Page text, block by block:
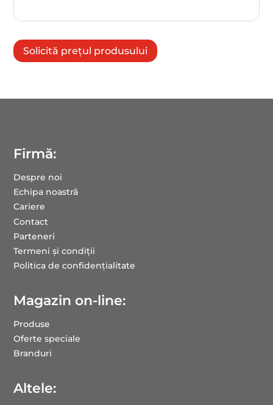
Solicită prețul produsului
Firmă:
Despre noi
Echipa noastră
Cariere
Contact
Parteneri
Termeni și condiții
Politica de confidențialitate
Magazin on-line:
Produse
Oferte speciale
Branduri
Altele: